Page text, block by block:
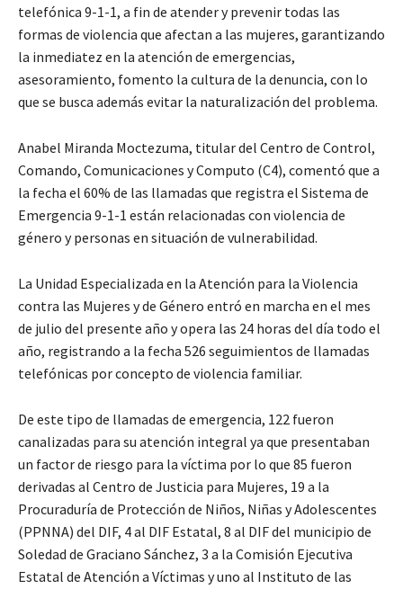
telefónica 9-1-1, a fin de atender y prevenir todas las
formas de violencia que afectan a las mujeres, garantizando
la inmediatez en la atención de emergencias,
asesoramiento, fomento la cultura de la denuncia, con lo
que se busca además evitar la naturalización del problema.
Anabel Miranda Moctezuma, titular del Centro de Control,
Comando, Comunicaciones y Computo (C4), comentó que a
la fecha el 60% de las llamadas que registra el Sistema de
Emergencia 9-1-1 están relacionadas con violencia de
género y personas en situación de vulnerabilidad.
La Unidad Especializada en la Atención para la Violencia
contra las Mujeres y de Género entró en marcha en el mes
de julio del presente año y opera las 24 horas del día todo el
año, registrando a la fecha 526 seguimientos de llamadas
telefónicas por concepto de violencia familiar.
De este tipo de llamadas de emergencia, 122 fueron
canalizadas para su atención integral ya que presentaban
un factor de riesgo para la víctima por lo que 85 fueron
derivadas al Centro de Justicia para Mujeres, 19 a la
Procuraduría de Protección de Niños, Niñas y Adolescentes
(PPNNA) del DIF, 4 al DIF Estatal, 8 al DIF del municipio de
Soledad de Graciano Sánchez, 3 a la Comisión Ejecutiva
Estatal de Atención a Víctimas y uno al Instituto de las